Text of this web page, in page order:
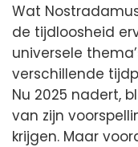
Wat
de tijdloosheid
universele
verschillende
Nu 2025 nadert,
van zijn
krijgen. Maar